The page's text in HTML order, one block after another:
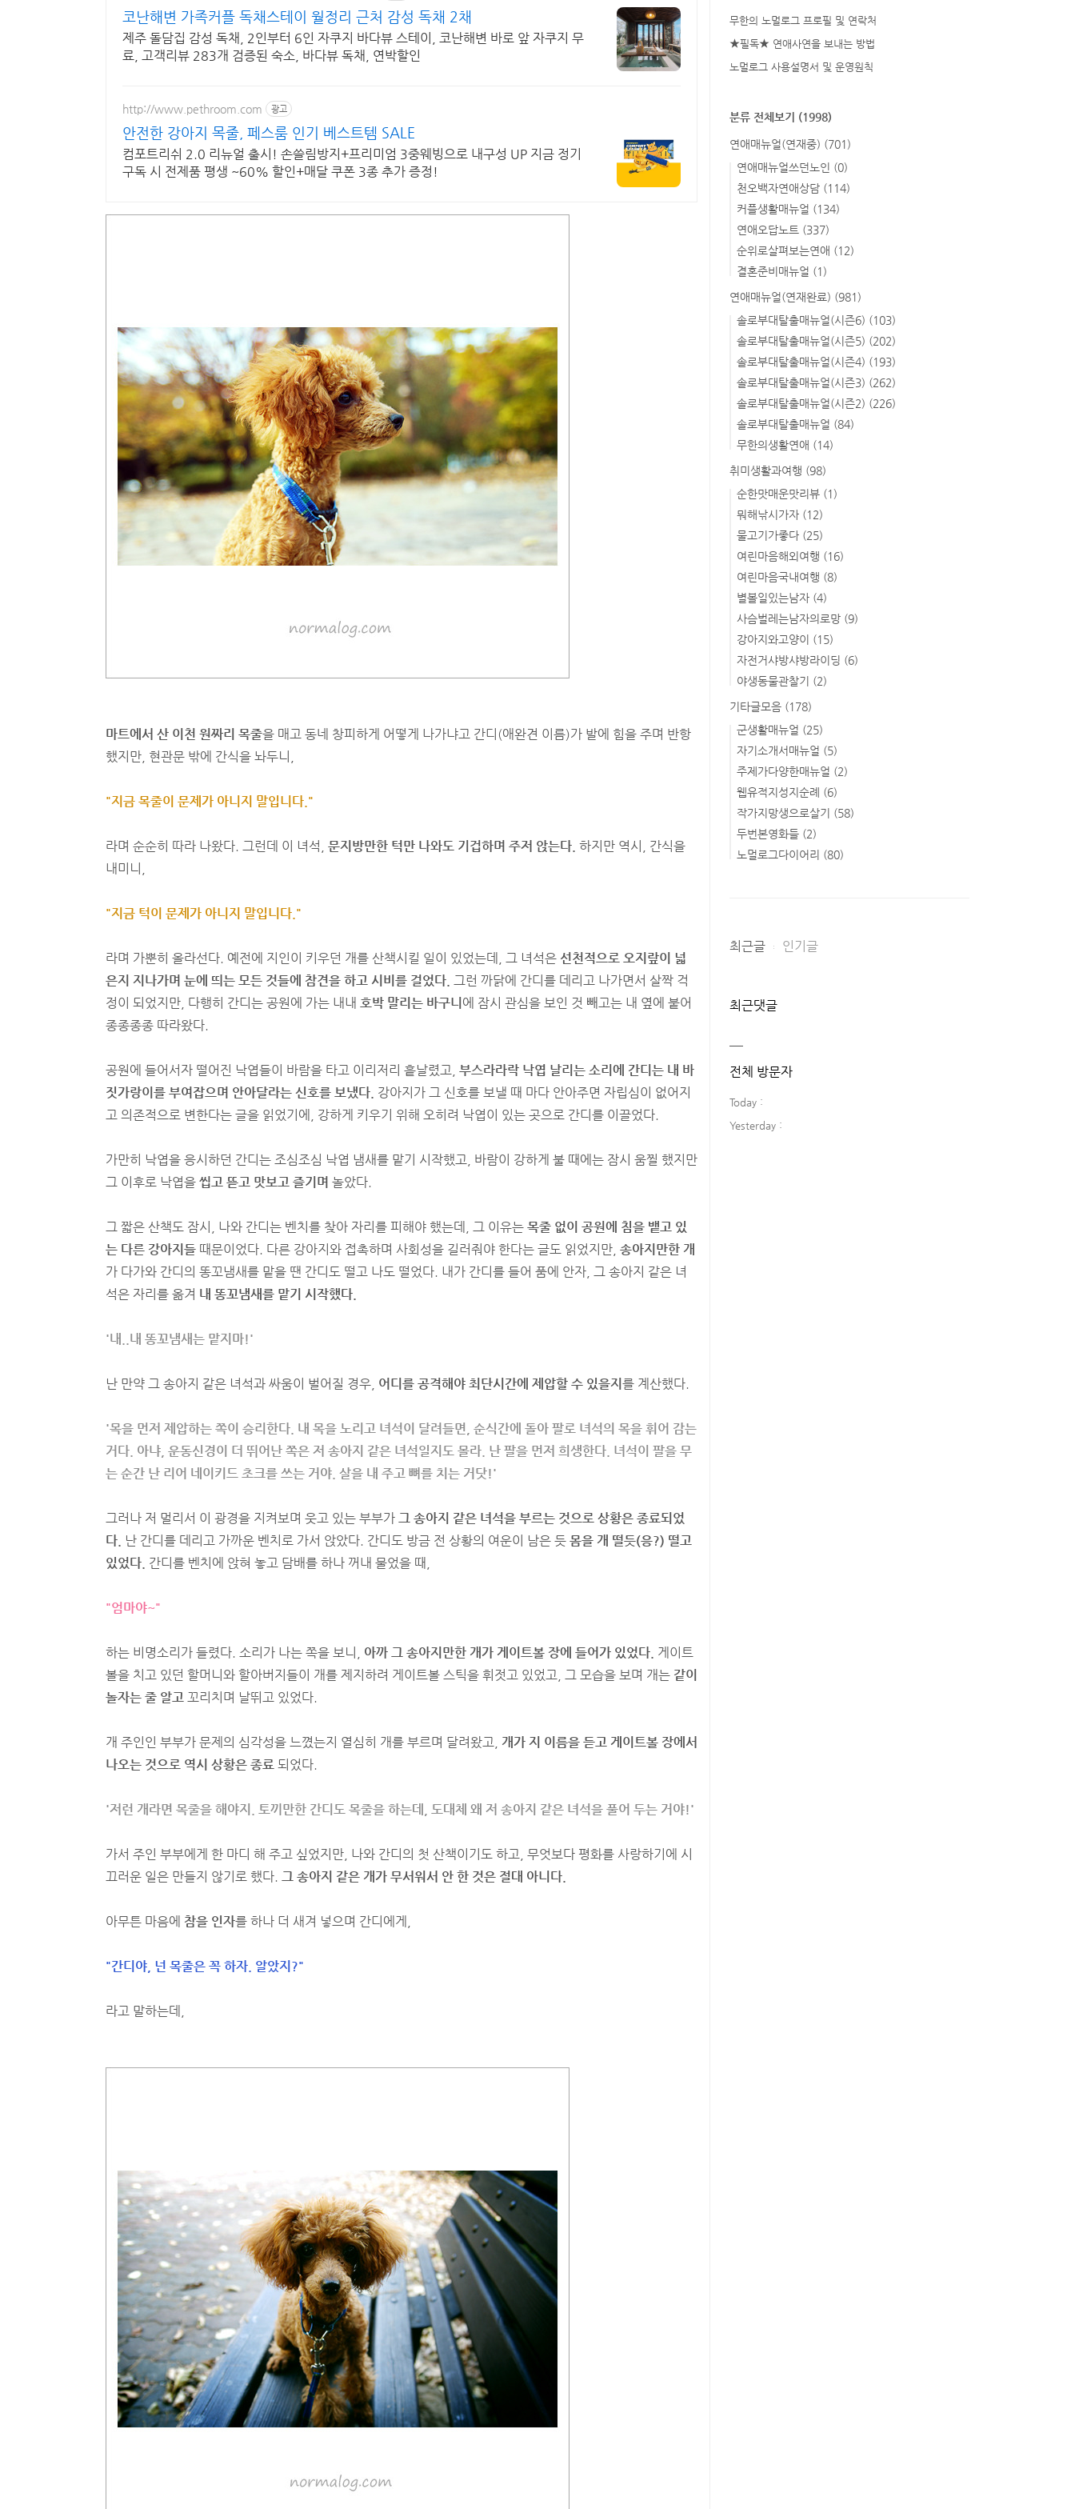
코난해변 가족커플 독채스테이 월정리 근처 감성 독채 2채
제주 돌담집 감성 독채, 2인부터 6인 자쿠지 바다뷰 스테이, 코난해변 바로 앞 자쿠지 무
료, 고객리뷰 283개 검증된 숙소, 바다뷰 독채, 연박할인
http://www.pethroom.com 광고
안전한 강아지 목줄, 페스룸 인기 베스트템 SALE
컴포트리쉬 2.0 리뉴얼 출시! 손쓸림방지+프리미엄 3중웨빙으로 내구성 UP 지금 정기
구독 시 전제품 평생 ~60% 할인+매달 쿠폰 3종 추가 증정!
마트에서 산 이천 원짜리 목줄을 매고 동네 창피하게 어떻게 나가냐고 간디(애완견 이름)가 발에 힘을 주며 반항
했지만, 현관문 밖에 간식을 놔두니,
"지금 목줄이 문제가 아니지 말입니다."
라며 순순히 따라 나왔다. 그런데 이 녀석, 문지방만한 턱만 나와도 기겁하며 주저 앉는다. 하지만 역시, 간식을
내미니,
"지금 턱이 문제가 아니지 말입니다."
라며 가뿐히 올라선다. 예전에 지인이 키우던 개를 산책시킬 일이 있었는데, 그 녀석은 선천적으로 오지랖이 넓
은지 지나가며 눈에 띄는 모든 것들에 참견을 하고 시비를 걸었다. 그런 까닭에 간디를 데리고 나가면서 살짝 걱
정이 되었지만, 다행히 간디는 공원에 가는 내내 호박 말리는 바구니 에 잠시 관심을 보인 것 빼고는 내 옆에 붙어
종종종종 따라왔다.
공원에 들어서자 떨어진 낙엽들이 바람을 타고 이리저리 흩날렸고, 부스라라락 낙엽 날리는 소리에 간디는 내 바
짓가랑이를 부여잡으며 안아달라는 신호를 보냈다. 강아지가 그 신호를 보낼 때 마다 안아주면 자립심이 없어지
고 의존적으로 변한다는 글을 읽었기에, 강하게 키우기 위해 오히려 낙엽이 있는 곳으로 간디를 이끌었다.
가만히 낙엽을 응시하던 간디는 조심조심 낙엽 냄새를 맡기 시작했고, 바람이 강하게 불 때에는 잠시 움찔 했지만
그 이후로 낙엽을 씹고 뜯고 맛보고 즐기며 놀았다.
그 짧은 산책도 잠시, 나와 간디는 벤치를 찾아 자리를 피해야 했는데, 그 이유는 목줄 없이 공원에 침을 뱉고 있
는 다른 강아지들 때문이었다. 다른 강아지와 접촉하며 사회성을 길러줘야 한다는 글도 읽었지만, 송아지만한 개
가 다가와 간디의 똥꼬냄새를 맡을 땐 간디도 떨고 나도 떨었다. 내가 간디를 들어 품에 안자, 그 송아지 같은 녀
석은 자리를 옮겨 내 똥꼬냄새를 맡기 시작했다.
'내..내 똥꼬냄새는 맡지마!'
난 만약 그 송아지 같은 녀석과 싸움이 벌어질 경우, 어디를 공격해야 최단시간에 제압할 수 있을지 를 계산했다.
'목을 먼저 제압하는 쪽이 승리한다. 내 목을 노리고 녀석이 달려들면, 순식간에 돌아 팔로 녀석의 목을 휘어 감는
거다. 아냐, 운동신경이 더 뛰어난 쪽은 저 송아지 같은 녀석일지도 몰라. 난 팔을 먼저 희생한다. 녀석이 팔을 무
는 순간 난 리어 네이키드 초크를 쓰는 거야. 살을 내 주고 뼈를 치는 거닷!'
그러나 저 멀리서 이 광경을 지켜보며 웃고 있는 부부가 그 송아지 같은 녀석을 부르는 것으로 상황은 종료되었
다. 난 간디를 데리고 가까운 벤치로 가서 앉았다. 간디도 방금 전 상황의 여운이 남은 듯 몸을 개 떨듯(응?) 떨고
있었다. 간디를 벤치에 앉혀 놓고 담배를 하나 꺼내 물었을 때,
"엄마야~"
하는 비명소리가 들렸다. 소리가 나는 쪽을 보니, 아까 그 송아지만한 개가 게이트볼 장에 들어가 있었다. 게이트
볼을 치고 있던 할머니와 할아버지들이 개를 제지하려 게이트볼 스틱을 휘젓고 있었고, 그 모습을 보며 개는 같이
놀자는 줄 알고 꼬리치며 날뛰고 있었다.
개 주인인 부부가 문제의 심각성을 느꼈는지 열심히 개를 부르며 달려왔고, 개가 지 이름을 듣고 게이트볼 장에서
나오는 것으로 역시 상황은 종료 되었다.
'저런 개라면 목줄을 해야지. 토끼만한 간디도 목줄을 하는데, 도대체 왜 저 송아지 같은 녀석을 풀어 두는 거야!'
가서 주인 부부에게 한 마디 해 주고 싶었지만, 나와 간디의 첫 산책이기도 하고, 무엇보다 평화를 사랑하기에 시
끄러운 일은 만들지 않기로 했다. 그 송아지 같은 개가 무서워서 안 한 것은 절대 아니다.
아무튼 마음에 참을 인자를 하나 더 새겨 넣으며 간디에게,
"간디야, 넌 목줄은 꼭 하자. 알았지?"
라고 말하는데,
무한의 노멀로그 프로필 및 연락처
★필독★ 연애사연을 보내는 방법
노멀로그 사용설명서 및 운영원칙
분류 전체보기 (1998)
연애매뉴얼(연재중) (701)
연애매뉴얼쓰던노인 (0)
천오백자연애상담 (114)
커플생활매뉴얼 (134)
연애오답노트 (337)
순위로살펴보는연애 (12)
결혼준비매뉴얼 (1)
연애매뉴얼(연재완료) (981)
솔로부대탈출매뉴얼(시즌6) (103)
솔로부대탈출매뉴얼(시즌5) (202)
솔로부대탈출매뉴얼(시즌4) (193)
솔로부대탈출매뉴얼(시즌3) (262)
솔로부대탈출매뉴얼(시즌2) (226)
솔로부대탈출매뉴얼 (84)
무한의생활연애 (14)
취미생활과여행 (98)
순한맛매운맛리뷰 (1)
뭐해낚시가자 (12)
물고기가좋다 (25)
여린마음해외여행 (16)
여린마음국내여행 (8)
별볼일있는남자 (4)
사슴벌레는남자의로망 (9)
강아지와고양이 (15)
자전거샤방샤방라이딩 (6)
야생동물관찰기 (2)
기타글모음 (178)
군생활매뉴얼 (25)
자기소개서매뉴얼 (5)
주제가다양한매뉴얼 (2)
웹유적지성지순례 (6)
작가지망생으로살기 (58)
두번본영화들 (2)
노멀로그다이어리 (80)
최근글 인기글
최근댓글
전체 방문자
Today :
Yesterday :